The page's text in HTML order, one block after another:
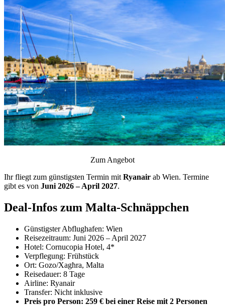
Zum Angebot
Ihr fliegt zum günstigsten Termin mit Ryanair ab Wien. Termine
gibt es von Juni 2026 – April 2027.
Deal-Infos zum Malta-Schnäppchen
Günstigster Abflughafen: Wien
Reisezeitraum: Juni 2026 – April 2027
Hotel: Cornucopia Hotel, 4*
Verpflegung: Frühstück
Ort: Gozo/Xagħra, Malta
Reisedauer: 8 Tage
Airline: Ryanair
Transfer: Nicht inklusive
Preis pro Person: 259 € bei einer Reise mit 2 Personen